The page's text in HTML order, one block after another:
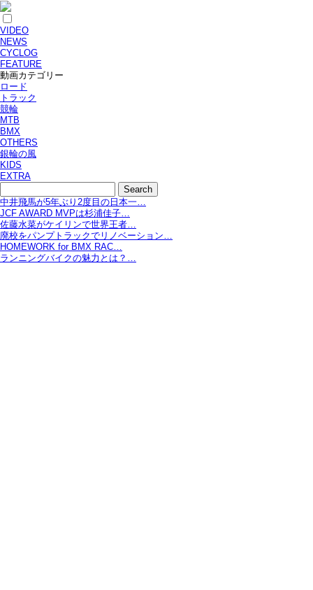
VIDEO
NEWS
CYCLOG
FEATURE
動画カテゴリー
ロード
トラック
競輪
MTB
BMX
OTHERS
銀輪の風
KIDS
EXTRA
中井飛馬が5年ぶり2度目の日本一…
JCF AWARD MVPは杉浦佳子…
佐藤水菜がケイリンで世界王者…
廃校をパンプトラックでリノベーション…
HOMEWORK for BMX RAC…
ランニングバイクの魅力とは？…